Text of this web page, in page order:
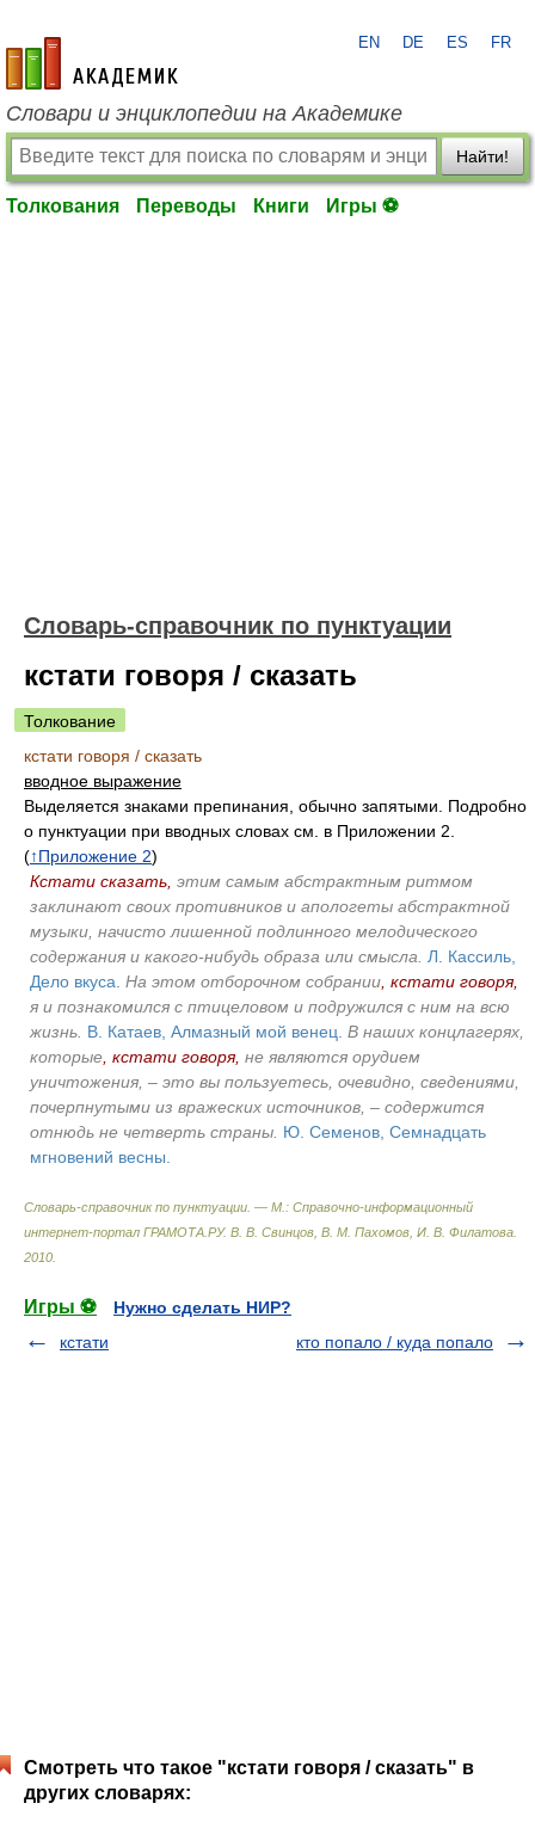
academic.ru
EN DE ES FR
Словари и энциклопедии на Академике
Найти!
Толкования Переводы Книги Игры ⚽
Словарь-справочник по пунктуации
кстати говоря / сказать
Толкование
кстати говоря / сказать
вводное выражение
Выделяется знаками препинания, обычно запятыми. Подробно
о пунктуации при вводных словах см. в Приложении 2.
(↑Приложение 2)
Кстати сказать, этим самым абстрактным ритмом
заклинают своих противников и апологеты абстрактной
музыки, начисто лишенной подлинного мелодического
содержания и какого-нибудь образа или смысла.
Л. Кассиль,
Дело вкуса. На этом отборочном собрании , кстати говоря,
я и познакомился с птицеловом и подружился с ним на всю
жизнь. В. Катаев, Алмазный мой венец. В наших концлагерях,
которые , кстати говоря, не являются орудием
уничтожения, – это вы пользуетесь, очевидно, сведениями,
почерпнутыми из вражеских источников, – содержится
отнюдь не четверть страны. Ю. Семенов, Семнадцать
мгновений весны.
Словарь-справочник по пунктуации. — М.: Справочно-информационный
интернет-портал ГРАМОТА.РУ. В. В. Свинцов, В. М. Пахомов, И. В. Филатова
2010
Игры ⚽
Нужно сделать НИР?
кстати
кто попало / куда попало
Смотреть что такое "кстати говоря / сказать" в
других словарях: